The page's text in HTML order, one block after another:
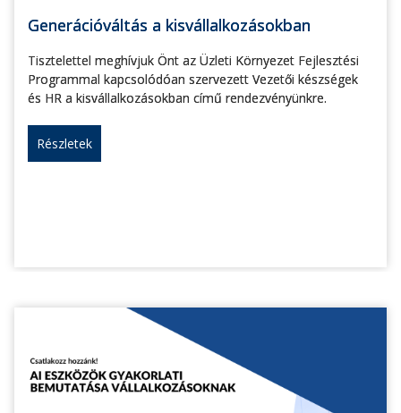
Generációváltás a kisvállalkozásokban
Tisztelettel meghívjuk Önt az Üzleti Környezet Fejlesztési
Programmal kapcsolódóan szervezett Vezetői készségek
és HR a kisvállalkozásokban című rendezvényünkre.
Részletek